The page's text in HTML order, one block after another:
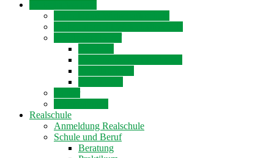
Realschule
Anmeldung Realschule
Schule und Beruf
Beratung